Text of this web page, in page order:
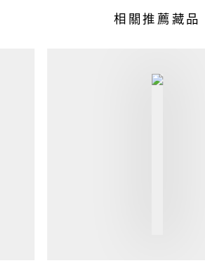
相關推薦藏品